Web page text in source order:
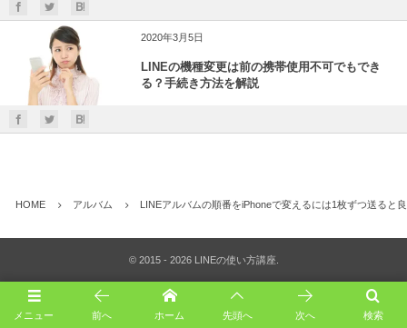
2020年3月5日
LINEの機種変更は前の携帯使用不可でもでき
る？手続き方法を解説
HOME アルバム LINEアルバムの順番をiPhoneで変えるには1枚ずつ送ると
© 2015 - 2026 LINEの使い方講座
メニュー 検索
前へ ホーム 先頭へ 次へ